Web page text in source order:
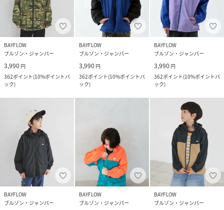
BAYFLOW
ブルゾン・ジャンパー
3,990 円
362ポイント(10%ポイントバ
ック)
BAYFLOW
ブルゾン・ジャンパー
3,990 円
362ポイント(10%ポイントバ
ック)
BAYFLOW
ブルゾン・ジャンパー
3,990 円
362ポイント(10%ポイントバ
ック)
BAYFLOW
ブルゾン・ジャンパー
BAYFLOW
ブルゾン・ジャンパー
BAYFLOW
ブルゾン・ジャンパー